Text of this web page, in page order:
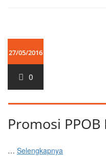
27/05/2016
0
Promosi PPOB
… Selengkapnya